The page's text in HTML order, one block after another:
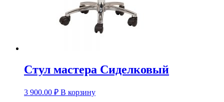
Стул мастера Сиделковый
3 900.00 ₽ В корзину